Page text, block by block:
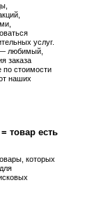
услуг.
любимый,
заказа
по стоимости
наших
товар есть
которых